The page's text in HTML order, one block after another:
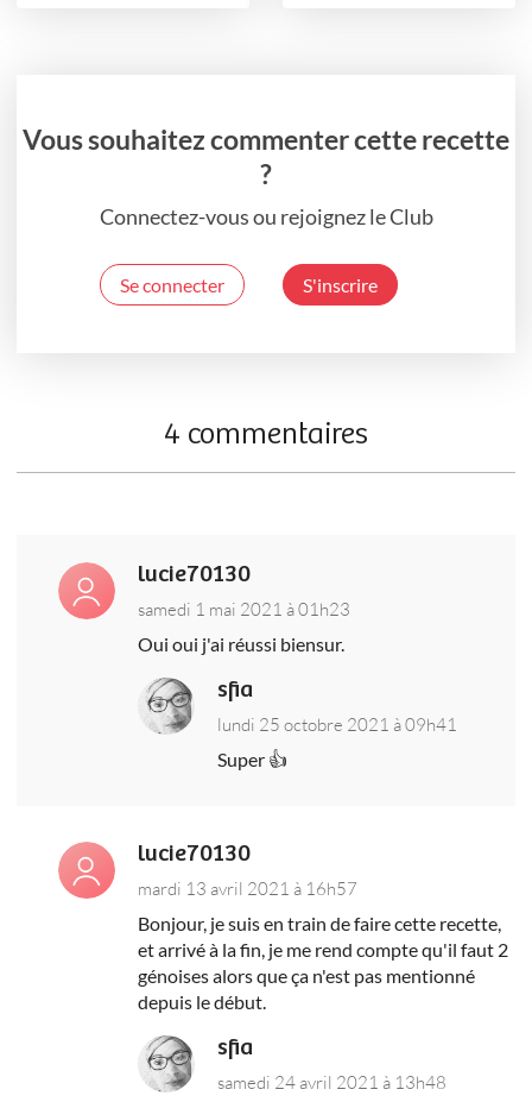
Vous souhaitez commenter cette recette
?
Connectez-vous ou rejoignez le Club
Se connecter S'inscrire
4 commentaires
lucie70130
samedi 1 mai 2021 à 01h23
Oui oui j'ai réussi biensur.
sfia
lundi 25 octobre 2021 à 09h41
Super 👍
lucie70130
mardi 13 avril 2021 à 16h57
Bonjour, je suis en train de faire cette recette,
et arrivé à la fin, je me rend compte qu'il faut 2
génoises alors que ça n'est pas mentionné
depuis le début.
sfia
samedi 24 avril 2021 à 13h48